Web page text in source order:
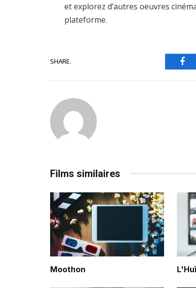
et explorez d’autres oeuvres
plateforme.
SHARE.
Films similaires
Moothon